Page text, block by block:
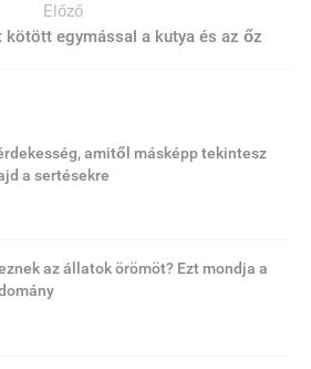
Előző
egymással a kutya és az őz
amitől másképp tekintesz
a sertésekre
az állatok örömöt? Ezt mondja a